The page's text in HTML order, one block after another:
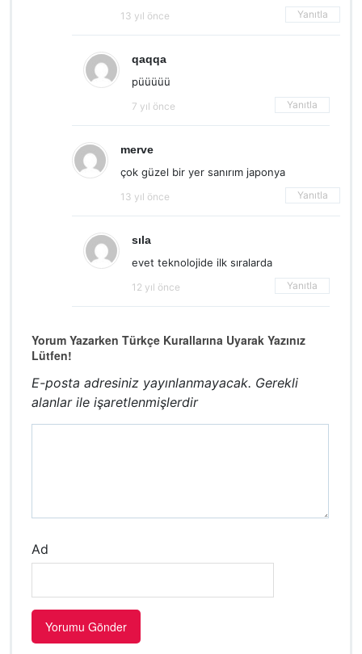
13 yıl önce Yanıtla
qaqqa
püüüüü
7 yıl önce Yanıtla
merve
çok güzel bir yer sanırım japonya
13 yıl önce Yanıtla
sıla
evet teknolojide ilk sıralarda
12 yıl önce Yanıtla
Yorum Yazarken Türkçe Kurallarına Uyarak Yazınız
Lütfen!
E-posta adresiniz yayınlanmayacak. Gerekli
alanlar ile işaretlenmişlerdir
Ad